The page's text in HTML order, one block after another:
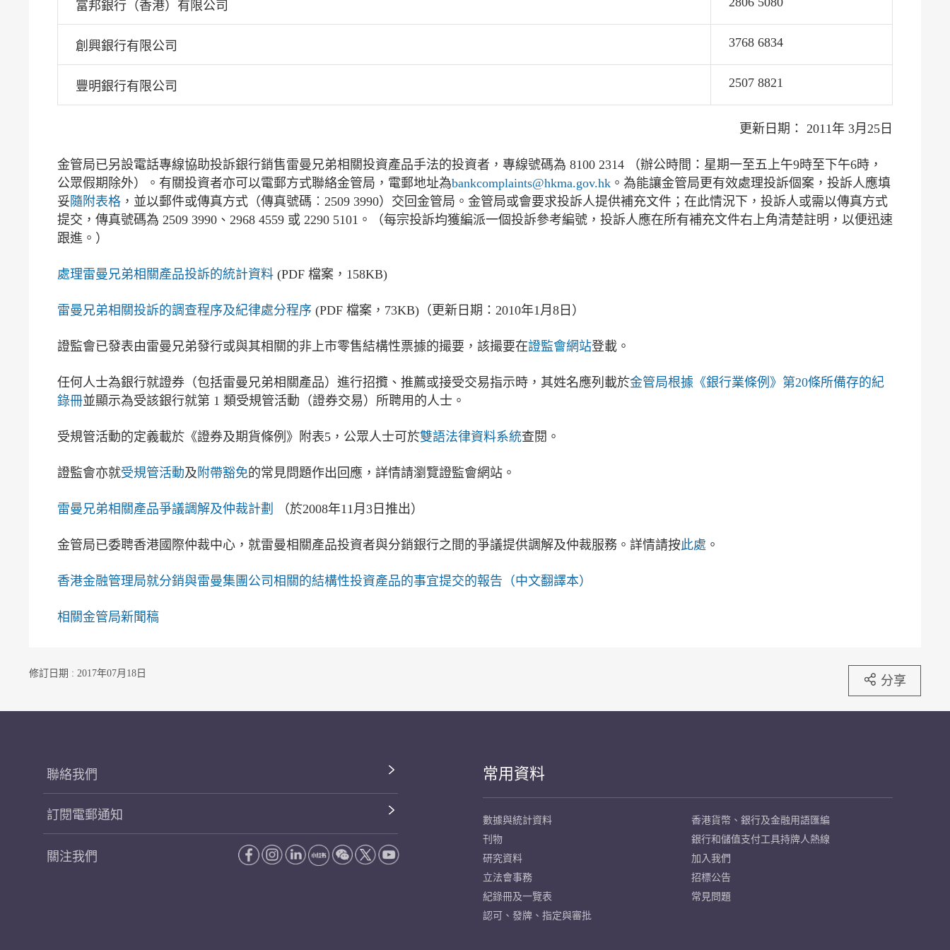
富邦銀行（香港）有限公司
創興銀行有限公司 3768 6834
豐明銀行有限公司 2507 8821
更新日期： 2011年 3月25日
金管局已另設電話專線協助投訴銀行銷售雷曼兄弟相關投資產品手法的投資者，專線號碼為 8100 2314 （辦公時間：星期一至五上午9時至下午6時，
公眾假期除外）。有關投資者亦可以電郵方式聯絡金管局，電郵地址為bankcomplaints@hkma.gov.hk 。為能讓金管局更有效處理投訴個案，投訴人應填
妥 隨附表格 ，並以郵件或傳真方式（傳真號碼︰2509 3990）交回金管局。金管局或會要求投訴人提供補充文件；在此情況下，投訴人或需以傳真方式
提交，傳真號碼為 2509 3990、2968 4559 或 2290 5101。（每宗投訴均獲編派一個投訴參考編號，投訴人應在所有補充文件右上角清楚註明，以便迅速
跟進。）
處理雷曼兄弟相關產品投訴的統計資料 (PDF 檔案，158KB)
雷曼兄弟相關投訴的調查程序及紀律處分程序 (PDF 檔案，73KB)（更新日期：2010年1月8日）
證監會已發表由雷曼兄弟發行或與其相關的非上市零售結構性票據的撮要，該撮要在證監會網站登載。
任何人士為銀行就證券（包括雷曼兄弟相關產品）進行招攬、推薦或接受交易指示時，其姓名應列載於金管局根據《銀行業條例》第20條所備存的紀
錄冊並顯示為受該銀行就第 1 類受規管活動（證券交易）所聘用的人士。
受規管活動的定義載於《證券及期貨條例》附表5，公眾人士可於雙語法律資料系統查閱。
證監會亦就受規管活動及 附帶豁免的常見問題作出回應，詳情請瀏覽證監會網站。
雷曼兄弟相關產品爭議調解及仲裁計劃 （於2008年11月3日推出）
金管局已委聘香港國際仲裁中心，就雷曼相關產品投資者與分銷銀行之間的爭議提供調解及仲裁服務。詳情請按此處 。
香港金融管理局就分銷與雷曼集團公司相關的結構性投資產品的事宜提交的報告（中文翻譯本）
相關金管局新聞稿
修訂日期 : 2017年07月18日 分享
聯絡我們
訂閱電郵通知
關注我們
常用資料
數據與統計資料
刊物
研究資料
立法會事務
紀錄冊及一覽表
認可、發牌、指定與審批
香港貨幣、銀行及金融用語匯編
銀行和儲值支付工具持牌人熱線
加入我們
招標公告
常見問題